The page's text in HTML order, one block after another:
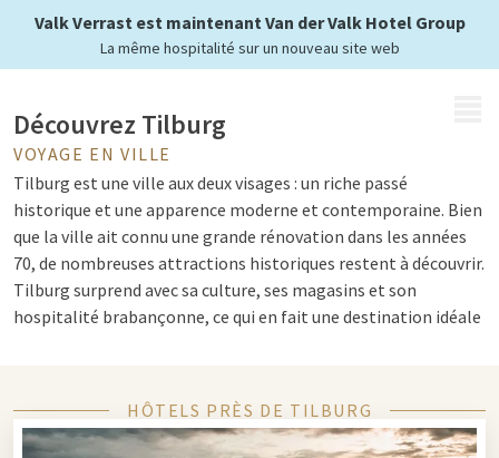
Valk Verrast est maintenant Van der Valk Hotel Group
La même hospitalité sur un nouveau site web
Découvrez Tilburg
VOYAGE EN VILLE
Tilburg est une ville aux deux visages : un riche passé
historique et une apparence moderne et contemporaine. Bien
que la ville ait connu une grande rénovation dans les années
70, de nombreuses attractions historiques restent à découvrir.
Tilburg surprend avec sa culture, ses magasins et son
hospitalité brabançonne, ce qui en fait une destination idéale
Églises, patrimoine et bière trappiste
HÔTELS PRÈS DE TILBURG